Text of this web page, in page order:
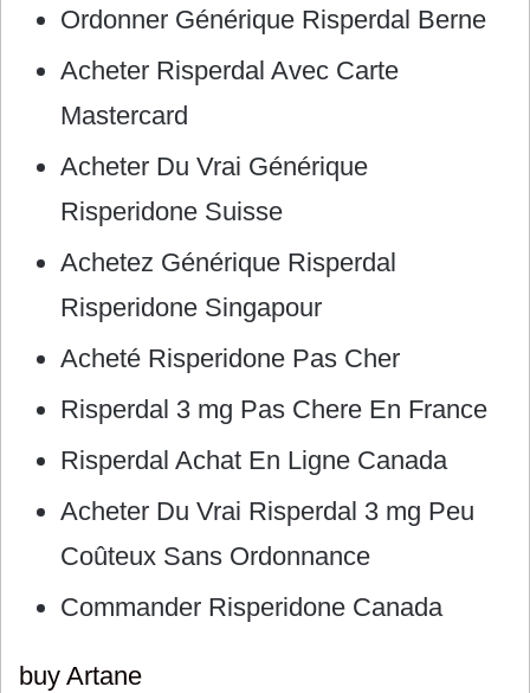
Ordonner Générique Risperdal Berne
Acheter Risperdal Avec Carte
Mastercard
Acheter Du Vrai Générique
Risperidone Suisse
Achetez Générique Risperdal
Risperidone Singapour
Acheté Risperidone Pas Cher
Risperdal 3 mg Pas Chere En France
Risperdal Achat En Ligne Canada
Acheter Du Vrai Risperdal 3 mg Peu
Coûteux Sans Ordonnance
Commander Risperidone Canada
buy Artane